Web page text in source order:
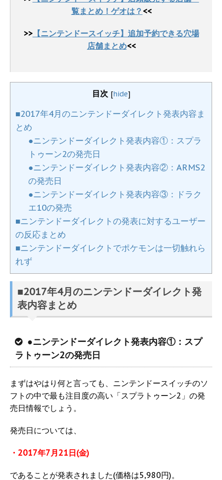
覧まとめ！ゲオは？ <<
>>【ニンテンドースイッチ】追加予約できる穴場
店舗まとめ<<
目次 [hide]
■2017年4月のニンテンドーダイレクト発表内容ま
とめ
●ニンテンドーダイレクト発表内容①：スプラ
トゥーン2の発売日
●ニンテンドーダイレクト発表内容②：ARMS2
の発売日
●ニンテンドーダイレクト発表内容③：ドラク
エ10の発売
■ニンテンドーダイレクトの発表に対するユーザー
の反応まとめ
■ニンテンドーダイレクトでポケモンは一切触れら
れず
■2017年4月のニンテンドーダイレクト発
表内容まとめ
●ニンテンドーダイレクト発表内容①：スプ
ラトゥーン2の発売日
まずはやはり何と言っても、ニンテンドースイッチのソ
フトの中で最も注目度の高い「スプラトゥーン2」の発
売日情報でしょう。
発売日については、
・2017年7月21日(金)
であることが発表されました(価格は5,980円)。